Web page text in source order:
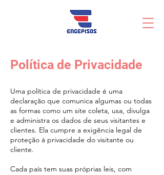
Política de Privacidade
Uma política de privacidade é uma
declaração que comunica algumas ou todas
as formas como um site coleta, usa, divulga
e administra os dados de seus visitantes e
clientes. Ela cumpre a exigência legal de
proteção à privacidade do visitante ou
cliente.
Cada país tem suas próprias leis, com